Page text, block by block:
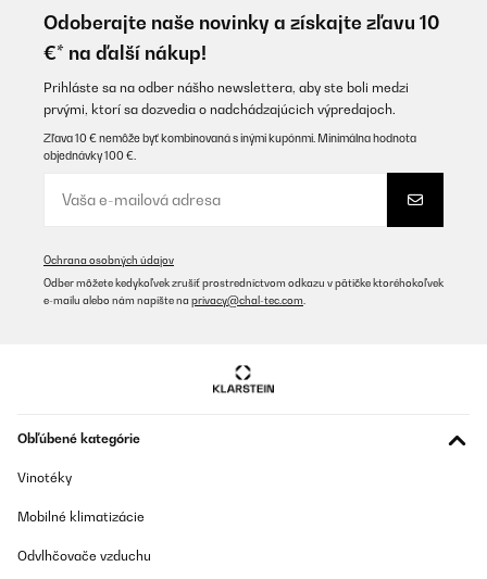
Odoberajte naše novinky a získajte zľavu 10
€* na ďalší nákup!
Prihláste sa na odber nášho newslettera, aby ste boli medzi
prvými, ktorí sa dozvedia o nadchádzajúcich výpredajoch.
Zľava 10 € nemôže byť kombinovaná s inými kupónmi. Minimálna hodnota
objednávky 100 €.
Ochrana osobných údajov
Odber môžete kedykoľvek zrušiť prostredníctvom odkazu v pätičke ktoréhokoľvek
e-mailu alebo nám napíšte na privacy@chal-tec.com
Obľúbené kategórie
Vinotéky
Mobilné klimatizácie
Odvlhčovače vzduchu